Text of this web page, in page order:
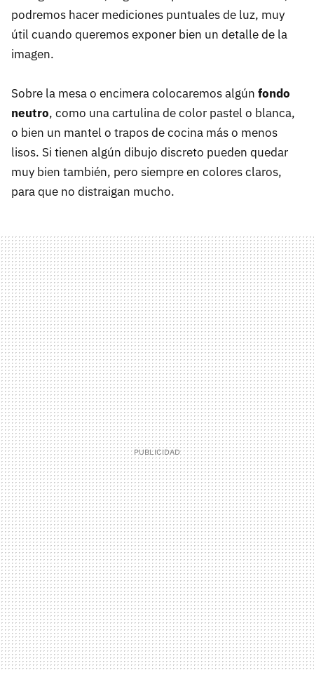
podremos hacer mediciones puntuales de luz, muy
útil cuando queremos exponer bien un detalle de la
imagen.
Sobre la mesa o encimera colocaremos algún fondo
neutro, como una cartulina de color pastel o blanca,
o bien un mantel o trapos de cocina más o menos
lisos. Si tienen algún dibujo discreto pueden quedar
muy bien también, pero siempre en colores claros,
para que no distraigan mucho.